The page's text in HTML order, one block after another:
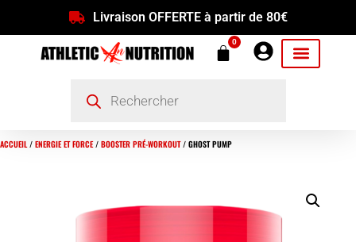
Livraison OFFERTE à partir de 80€
0
ACCUEIL/ ENERGIE ET FORCE/ BOOSTER PRÉ-WORKOUT/ GHOST PUMP